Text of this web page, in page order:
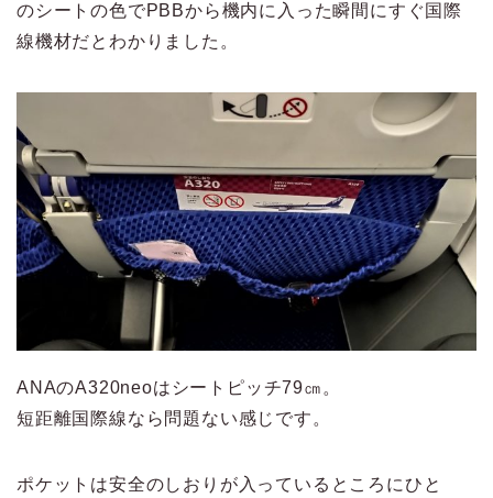
のシートの色でPBBから機内に入った瞬間にすぐ国際
線機材だとわかりました。
ANAのA320neoはシートピッチ79㎝。
短距離国際線なら問題ない感じです。
ポケットは安全のしおりが入っているところにひと